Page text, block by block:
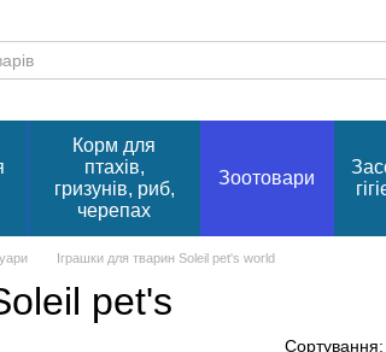
Корм для
птахів,
гризунів, риб,
черепах
Зоотовари
Іграшки для тварин Soleil pet's world
pet's
Сортування: